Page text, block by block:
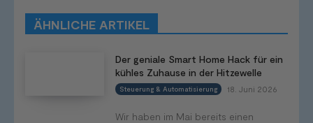
ÄHNLICHE ARTIKEL
Der geniale Smart Home Hack für ein
kühles Zuhause in der Hitzewelle
Steuerung & Automatisierung 18. Juni 2026
Wir haben im Mai bereits einen